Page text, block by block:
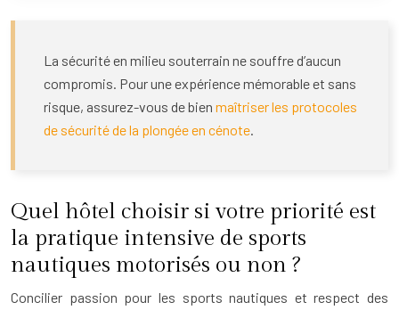
La sécurité en milieu souterrain ne souffre d’aucun
compromis. Pour une expérience mémorable et sans
risque, assurez-vous de bien maîtriser les protocoles
de sécurité de la plongée en cénote.
Quel hôtel choisir si votre priorité est
la pratique intensive de sports
nautiques motorisés ou non ?
Concilier passion pour les sports nautiques et respect des